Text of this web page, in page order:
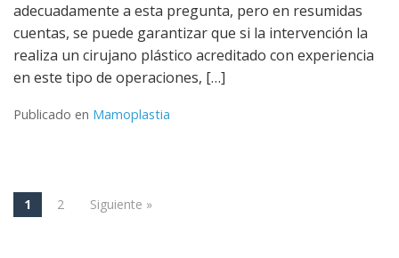
adecuadamente a esta pregunta, pero en resumidas
cuentas, se puede garantizar que si la intervención la
realiza un cirujano plástico acreditado con experiencia
en este tipo de operaciones, […]
Publicado en Mamoplastia
Navegación
1 2 Siguiente »